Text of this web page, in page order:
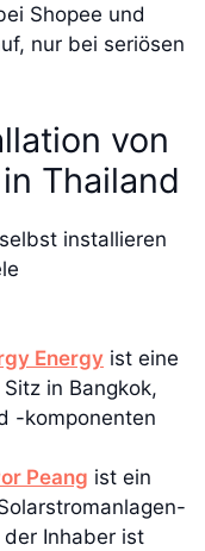
Shopee und
nur bei seriösen
von
Thailand
installieren
Energy ist eine
in Bangkok,
-komponenten
Peang ist ein
Inhaber ist